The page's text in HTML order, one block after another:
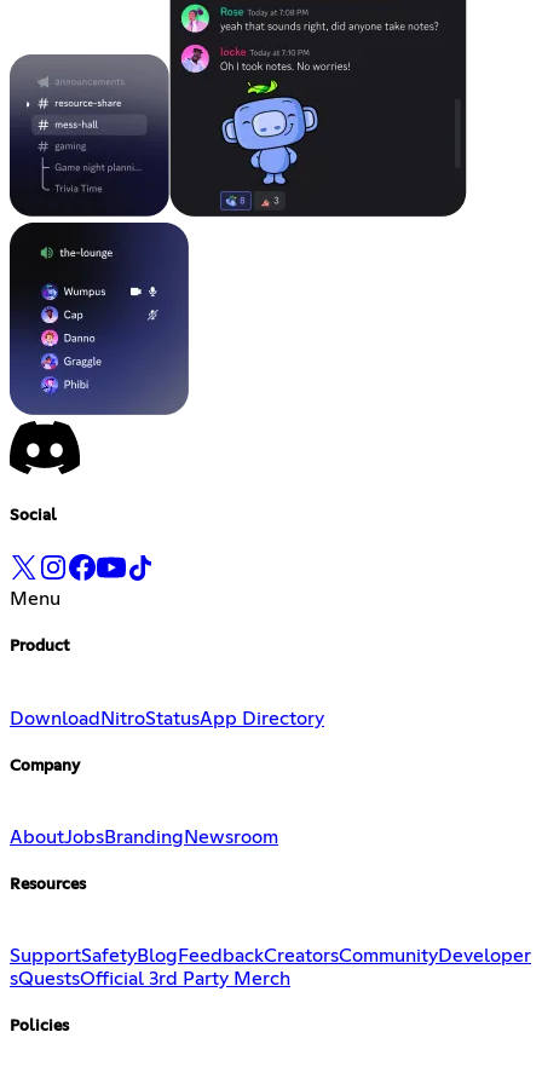
Social
Menu
Product
DownloadNitroStatusApp Directory
Company
AboutJobsBranding Newsroom
Resources
SupportSafetyBlog FeedbackCreatorsCommunityDeveloper
sQuestsOfficial 3rd Party Merch
Policies